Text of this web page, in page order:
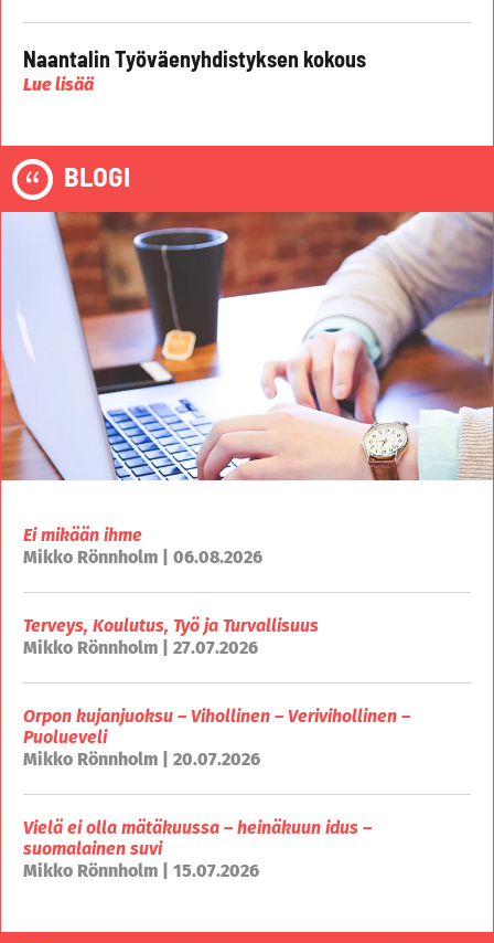
Naantalin Työväenyhdistyksen kokous
Lue lisää
BLOGI
Ei mikään ihme
Mikko Rönnholm | 06.08.2026
Terveys, Koulutus, Työ ja Turvallisuus
Mikko Rönnholm | 27.07.2026
Orpon kujanjuoksu – Vihollinen – Verivihollinen –
Puolueveli
Mikko Rönnholm | 20.07.2026
Vielä ei olla mätäkuussa – heinäkuun idus –
suomalainen suvi
Mikko Rönnholm | 15.07.2026